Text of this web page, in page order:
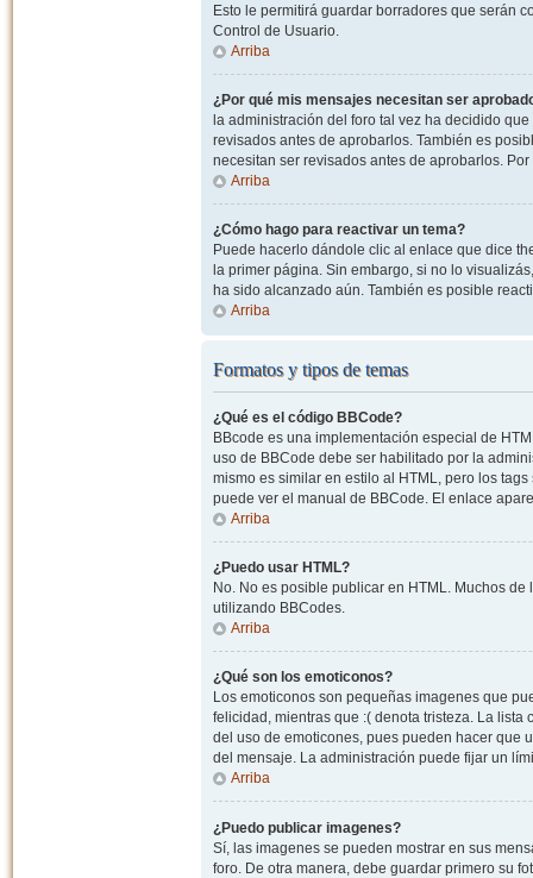
Esto le permitirá guardar borradores que serán
Control de Usuario.
Arriba
¿Por qué mis mensajes necesitan ser
la administración del foro tal vez ha decidido
revisados antes de aprobarlos. También es
necesitan ser revisados antes de aprobarlos.
Arriba
¿Cómo hago para reactivar un tema?
Puede hacerlo dándole clic al enlace que dice
la primer página. Sin embargo, si no lo
ha sido alcanzado aún. También es posible
Arriba
Formatos y tipos de temas
¿Qué es el código BBCode?
BBcode es una implementación especial de
uso de BBCode debe ser habilitado por la
mismo es similar en estilo al HTML, pero los
puede ver el manual de BBCode. El enlace
Arriba
¿Puedo usar HTML?
No. No es posible publicar en HTML. Muchos
utilizando BBCodes.
Arriba
¿Qué son los emoticonos?
Los emoticonos son pequeñas imagenes que
felicidad, mientras que :( denota tristeza. La
del uso de emoticones, pues pueden hacer que
del mensaje. La administración puede fijar un
Arriba
¿Puedo publicar imagenes?
Sí, las imagenes se pueden mostrar en sus
foro. De otra manera, debe guardar primero su